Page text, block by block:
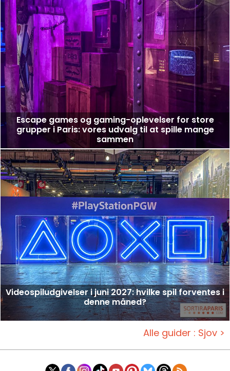
Escape games og gaming-oplevelser for store
grupper i Paris: vores udvalg til at spille mange
sammen
Videospiludgivelser i juni 2027: hvilke spil forventes i
denne måned?
Alle guider : Sjov >